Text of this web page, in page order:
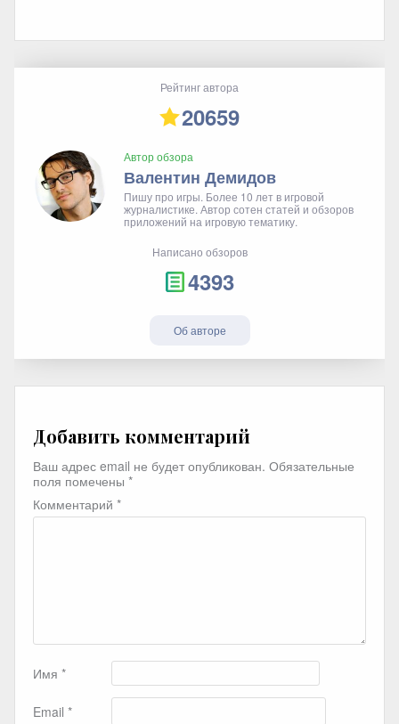
Рейтинг автора
20659
Автор обзора
Валентин Демидов
Пишу про игры. Более 10 лет в игровой
журналистике. Автор сотен статей и обзоров
приложений на игровую тематику.
Написано обзоров
4393
Об авторе
Добавить комментарий
Ваш адрес email не будет опубликован. Обязательные
поля помечены *
Комментарий *
Имя *
Email *